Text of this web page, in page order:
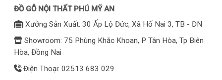
ĐỒ GỖ NỘI THẤT PHÚ MỸ AN
Xưởng Sản Xuất: 30 Ấp Lộ Đức, Xã Hố Nai 3, TB - ĐN
Showroom: 75 Phùng Khắc Khoan, P Tân Hòa, Tp Biên
Hòa, Đồng Nai
Điện Thoại: 02513 683 029